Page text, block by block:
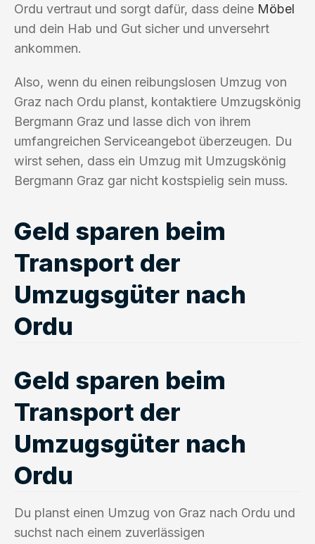
Ordu vertraut und sorgt dafür, dass deine Möbel
und dein Hab und Gut sicher und unversehrt
ankommen.
Also, wenn du einen reibungslosen Umzug von
Graz nach Ordu planst, kontaktiere Umzugskönig
Bergmann Graz und lasse dich von ihrem
umfangreichen Serviceangebot überzeugen. Du
wirst sehen, dass ein Umzug mit Umzugskönig
Bergmann Graz gar nicht kostspielig sein muss.
Geld sparen beim
Transport der
Umzugsgüter nach
Ordu
Geld sparen beim
Transport der
Umzugsgüter nach
Ordu
Du planst einen Umzug von Graz nach Ordu und
suchst nach einem zuverlässigen